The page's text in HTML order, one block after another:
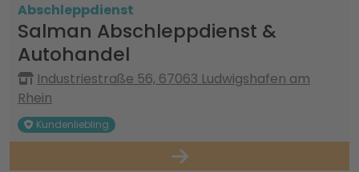
Abschleppdienst
Salman Abschleppdienst &
Autohandel
Industriestraße 56, 67063 Ludwigshafen am
Rhein
Kundenliebling